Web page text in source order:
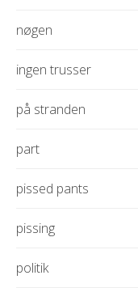
nøgen
ingen trusser
på stranden
part
pissed pants
pissing
politik